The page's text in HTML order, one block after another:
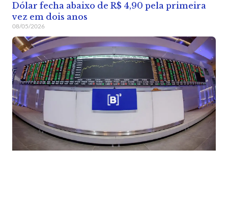
Dólar fecha abaixo de R$ 4,90 pela primeira
vez em dois anos
08/05/2026